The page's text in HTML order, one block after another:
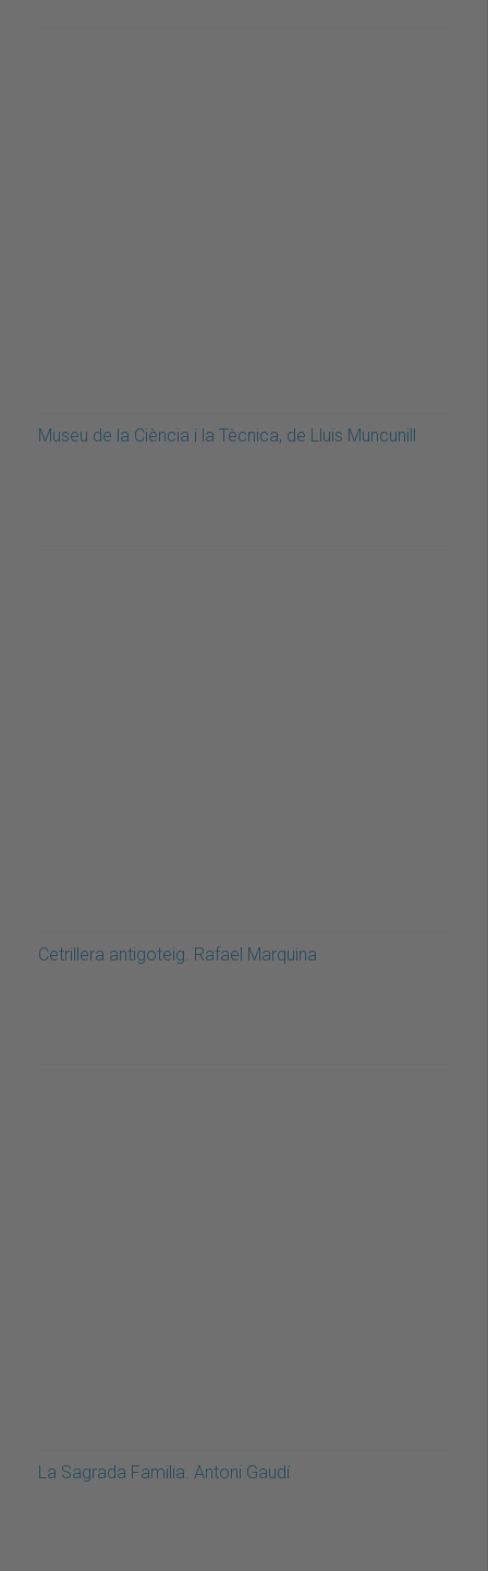
Museu de la Ciència i la Tècnica, de Lluis Muncunill
Cetrillera antigoteig. Rafael Marquina
La Sagrada Familia. Antoni Gaudí